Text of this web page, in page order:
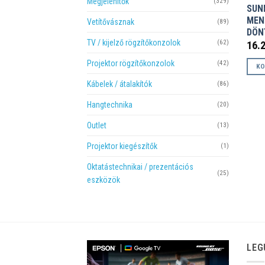
Vetítővásznak (89)
TV / kijelző rögzítőkonzolok (62)
Projektor rögzítőkonzolok (42)
Kábelek / átalakítók (86)
Hangtechnika (20)
Outlet (13)
Projektor kiegészítők (1)
Oktatástechnikai / prezentációs
eszközök
(25)